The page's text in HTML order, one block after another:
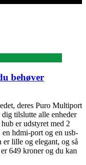
behøver
deres Puro Multiport
tilslutte alle enheder
er udstyret med 2
hdmi-port og en usb-
lille og elegant, og så
649 kroner og du kan